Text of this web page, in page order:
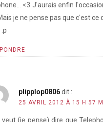
<3 J'aurais enfin
je ne pense pas que c'est ce
plipplop0806 dit :
25 AVRIL 2012 À 15 H 57
veut (je pense) dire que